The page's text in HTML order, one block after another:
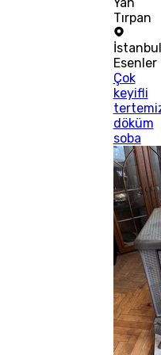
Yan
Tırpan
İstanbul
Esenler
Çok
keyifli
döküm
soba